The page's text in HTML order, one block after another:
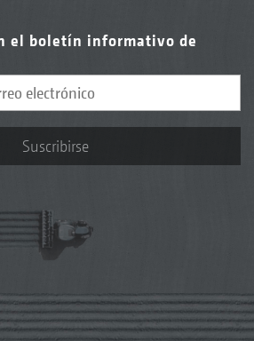
el boletín informativo de
Suscribirse